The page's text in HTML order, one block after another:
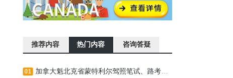
推荐内容 热门内容 咨询答疑
01 加拿大魁北克省蒙特利尔驾照笔试、路考流程说明